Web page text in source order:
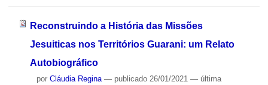
Reconstruindo a História das Missões
Jesuiticas nos Territórios Guarani: um Relato
Autobiográfico
por Cláudia Regina — publicado26/01/2021 — última